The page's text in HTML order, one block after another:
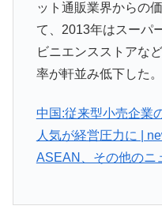
ット通販業界からの
て、2013年はスーパ
ビニエンスストアな
率が軒並み低下した。
中国:従来型小売企業
人気が経営圧力に |
ASEAN、その他のニ